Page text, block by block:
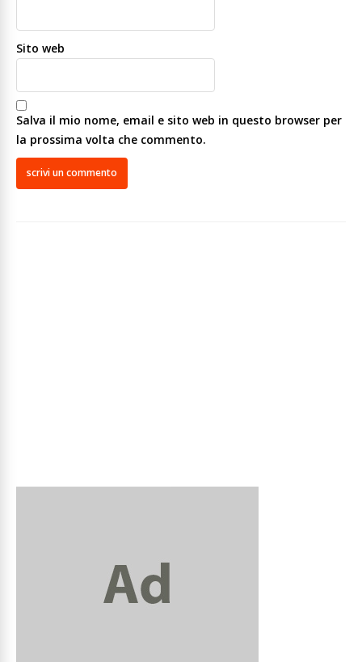
Sito web
Salva il mio nome, email e sito web in questo browser per
la prossima volta che commento.